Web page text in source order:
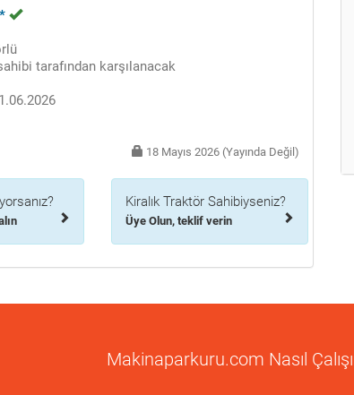
tarafından karşılanacak
18 Mayıs 2026 (Yayında Değil)
Kiralık Traktör Sahibiyseniz?
Üye Olun, teklif verin
Makinaparkuru.com Nasıl